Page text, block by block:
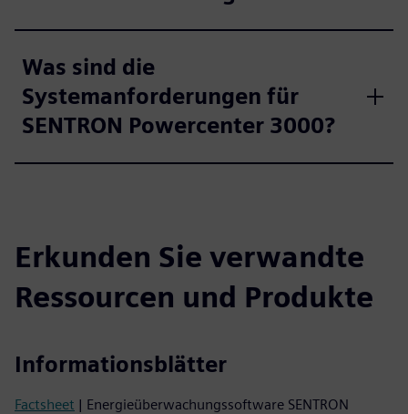
Was sind die
Systemanforderungen für
SENTRON Powercenter 3000?
Erkunden Sie verwandte
Ressourcen und Produkte
Informationsblätter
Factsheet | Energieüberwachungssoftware SENTRON